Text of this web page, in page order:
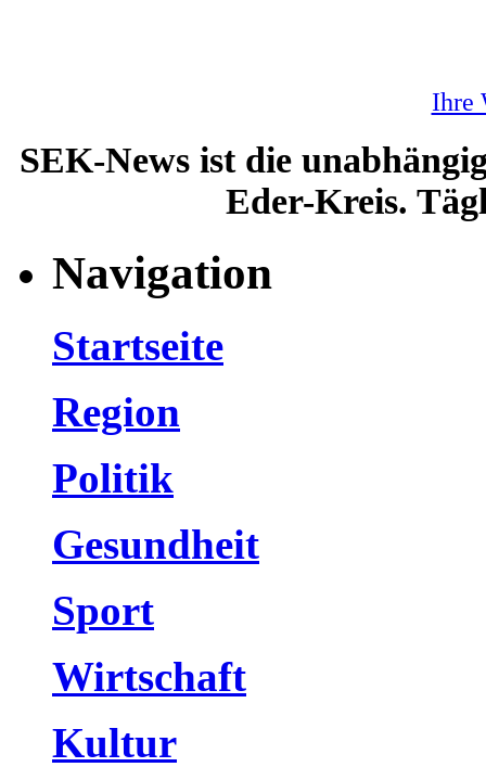
Ihre
SEK-News ist die
Eder-Kreis.
Navigation
Startseite
Region
Politik
Gesundheit
Sport
Wirtschaft
Kultur